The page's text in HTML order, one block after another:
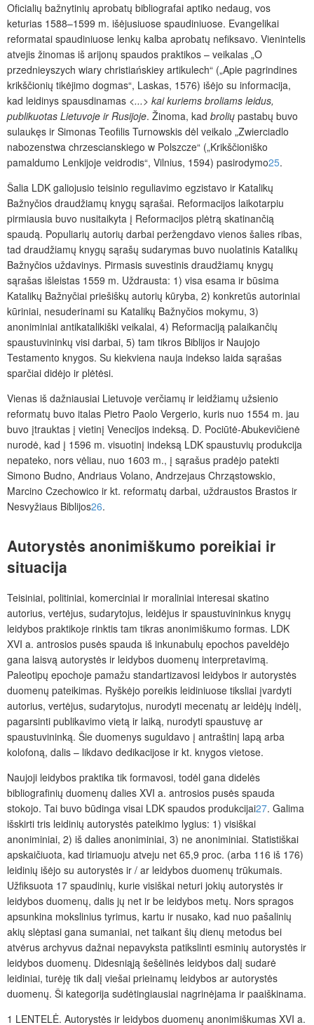
Oficialių bažnytinių aprobatų bibliografai aptiko nedaug, vos
keturias 1588–1599 m. išėjusiuose spaudiniuose. Evangelikai
reformatai spaudiniuose lenkų kalba aprobatų nefiksavo. Vienintelis
atvejis žinomas iš arijonų spaudos praktikos – veikalas „O
przednieyszych wiary christiańskiey artikulech“ („Apie pagrindines
krikščionių tikėjimo dogmas“, Laskas, 1576) išėjo su informacija,
kad leidinys spausdinamas <...> kai kuriems broliams leidus,
publikuotas Lietuvoje ir Rusijoje. Žinoma, kad brolių pastabų buvo
sulaukęs ir Simonas Teofilis Turnowskis dėl veikalo „Zwierciadlo
nabozenstwa chrzescianskiego w Polszcze“ („Krikščioniško
pamaldumo Lenkijoje veidrodis“, Vilnius, 1594) pasirodymo25.
Šalia LDK galiojusio teisinio reguliavimo egzistavo ir Katalikų
Bažnyčios draudžiamų knygų sąrašai. Reformacijos laikotarpiu
pirmiausia buvo nusitaikyta į Reformacijos plėtrą skatinančią
spaudą. Populiarių autorių darbai peržengdavo vienos šalies ribas,
tad draudžiamų knygų sąrašų sudarymas buvo nuolatinis Katalikų
Bažnyčios uždavinys. Pirmasis suvestinis draudžiamų knygų
sąrašas išleistas 1559 m. Uždrausta: 1) visa esama ir būsima
Katalikų Bažnyčiai priešiškų autorių kūryba, 2) konkretūs autoriniai
kūriniai, nesuderinami su Katalikų Bažnyčios mokymu, 3)
anoniminiai antikatalikiški veikalai, 4) Reformaciją palaikančių
spaustuvininkų visi darbai, 5) tam tikros Biblijos ir Naujojo
Testamento knygos. Su kiekviena nauja indekso laida sąrašas
sparčiai didėjo ir plėtėsi.
Vienas iš dažniausiai Lietuvoje verčiamų ir leidžiamų užsienio
reformatų buvo italas Pietro Paolo Vergerio, kuris nuo 1554 m. jau
buvo įtrauktas į vietinį Venecijos indeksą. D. Pociūtė-Abukevičienė
nurodė, kad į 1596 m. visuotinį indeksą LDK spaustuvių produkcija
nepateko, nors vėliau, nuo 1603 m., į sąrašus pradėjo patekti
Simono Budno, Andriaus Volano, Andrzejaus Chrząstowskio,
Marcino Czechowico ir kt. reformatų darbai, uždraustos Brastos ir
Nesvyžiaus Biblijos26.
Autorystės anonimiškumo poreikiai ir
situacija
Teisiniai, politiniai, komerciniai ir moraliniai interesai skatino
autorius, vertėjus, sudarytojus, leidėjus ir spaustuvininkus knygų
leidybos praktikoje rinktis tam tikras anonimiškumo formas. LDK
XVI a. antrosios pusės spauda iš inkunabulų epochos paveldėjo
gana laisvą autorystės ir leidybos duomenų interpretavimą.
Paleotipų epochoje pamažu standartizavosi leidybos ir autorystės
duomenų pateikimas. Ryškėjo poreikis leidiniuose tiksliai įvardyti
autorius, vertėjus, sudarytojus, nurodyti mecenatų ar leidėjų indėlį,
pagarsinti publikavimo vietą ir laiką, nurodyti spaustuvę ar
spaustuvininką. Šie duomenys suguldavo į antraštinį lapą arba
kolofoną, dalis – likdavo dedikacijose ir kt. knygos vietose.
Naujoji leidybos praktika tik formavosi, todėl gana didelės
bibliografinių duomenų dalies XVI a. antrosios pusės spauda
stokojo. Tai buvo būdinga visai LDK spaudos produkcijai27. Galima
išskirti tris leidinių autorystės pateikimo lygius: 1) visiškai
anoniminiai, 2) iš dalies anoniminiai, 3) ne anoniminiai. Statistiškai
apskaičiuota, kad tiriamuoju atveju net 65,9 proc. (arba 116 iš 176)
leidinių išėjo su autorystės ir / ar leidybos duomenų trūkumais.
Užfiksuota 17 spaudinių, kurie visiškai neturi jokių autorystės ir
leidybos duomenų, dalis jų net ir be leidybos metų. Nors spragos
apsunkina mokslinius tyrimus, kartu ir nusako, kad nuo pašalinių
akių slėptasi gana sumaniai, net taikant šių dienų metodus bei
atvėrus archyvus dažnai nepavyksta patikslinti esminių autorystės ir
leidybos duomenų. Didesniąją šešėlinės leidybos dalį sudarė
leidiniai, turėję tik dalį viešai prieinamų leidybos ar autorystės
duomenų. Ši kategorija sudėtingiausiai nagrinėjama ir paaiškinama.
1 LENTELĖ. Autorystės ir leidybos duomenų anonimiškumas XVI a.